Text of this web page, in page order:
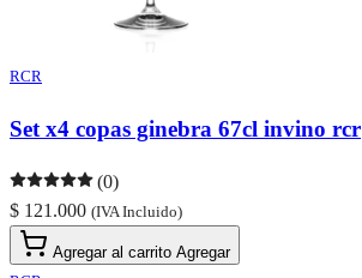
RCR
Set x4 copas ginebra 67cl invino rcr
(0)
$ 121.000 (IVA Incluido)
Agregar al carrito Agregar